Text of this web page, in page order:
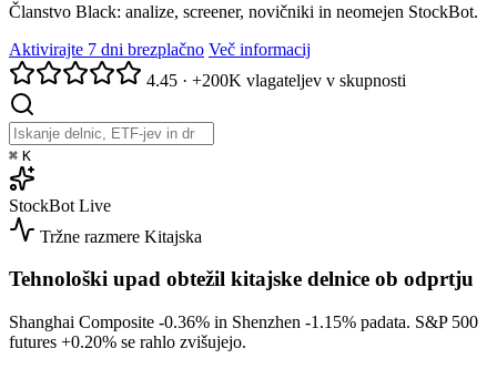
Članstvo Black: analize, screener, novičniki in neomejen StockBot.
Aktivirajte 7 dni brezplačno Več informacij
4.45 · +200K vlagateljev v skupnosti
⌘ K
StockBot Live
Tržne razmere Kitajska
Tehnološki upad obtežil kitajske delnice ob odprtju
Shanghai Composite -0.36% in Shenzhen -1.15% padata. S&P 500
futures +0.20% se rahlo zvišujejo.